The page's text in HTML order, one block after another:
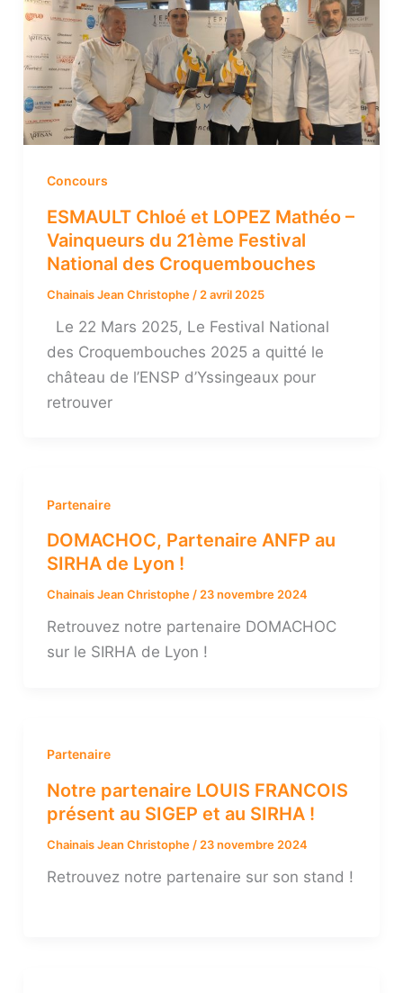
Concours
ESMAULT Chloé et LOPEZ Mathéo –
Vainqueurs du 21ème Festival
National des Croquembouches
Chainais Jean Christophe / 2 avril 2025
Le 22 Mars 2025, Le Festival National
des Croquembouches 2025 a quitté le
château de l’ENSP d’Yssingeaux pour
retrouver
Partenaire
DOMACHOC, Partenaire ANFP au
SIRHA de Lyon !
Chainais Jean Christophe/23 novembre 2024
Retrouvez notre partenaire DOMACHOC
sur le SIRHA de Lyon !
Partenaire
Notre partenaire LOUIS FRANCOIS
présent au SIGEP et au SIRHA !
Chainais Jean Christophe / 23 novembre 2024
Retrouvez notre partenaire sur son stand !